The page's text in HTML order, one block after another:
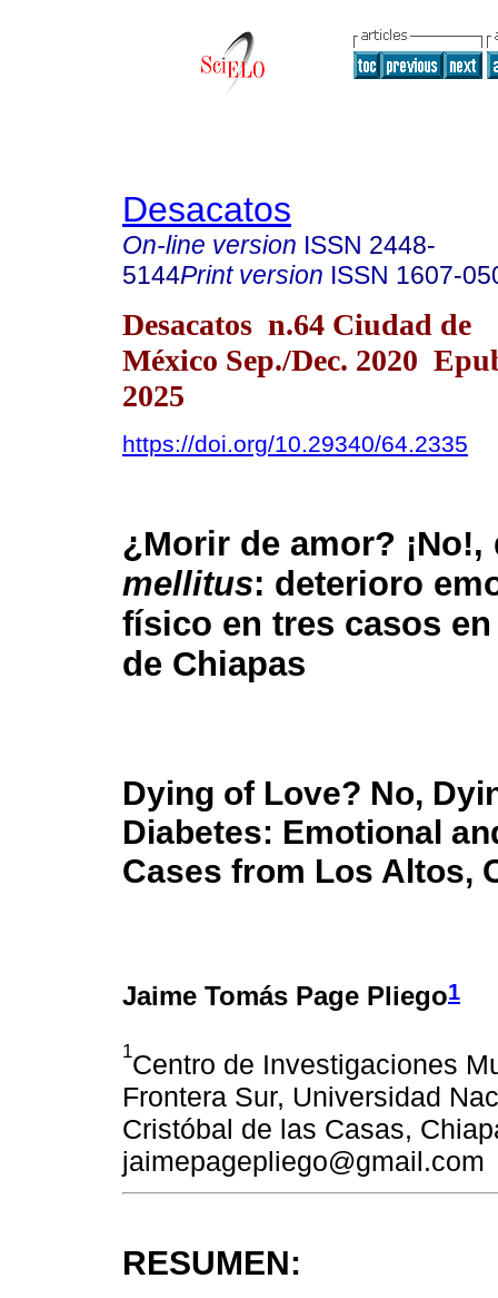
Desacatos
On-line version ISSN 2448-
5144Print version ISSN 1607-
Desacatos n.64 Ciudad de
México Sep./Dec. 2020
2025
https://doi.org/10.29340/64.2335
¿Morir de amor? ¡No!,
mellitus: deterioro
físico en tres casos
de Chiapas
Dying of Love? No,
Diabetes: Emotional
Cases from Los Altos,
Jaime Tomás Page Pliego1
1Centro de Investigaciones
Frontera Sur, Universidad
Cristóbal de las Casas,
jaimepagepliego@gmail.com
RESUMEN: